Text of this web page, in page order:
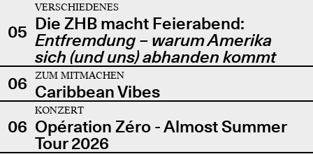
05
VERSCHIEDENES
Die ZHB macht Feierabend:
Entfremdung – warum Amerika
sich (und uns) abhanden kommt
06
ZUM MITMACHEN
Caribbean Vibes
06
KONZERT
Opération Zéro - Almost Summer
Tour 2026